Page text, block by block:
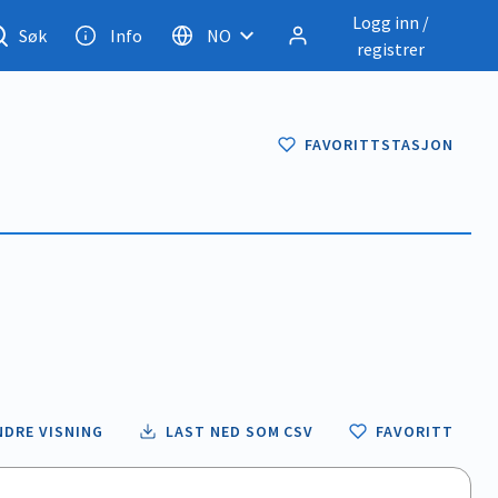
Søk Info NO
Logg inn /
registrer
FAVORITTSTASJON
VISNING LAST NED SOM CSV FAVORITT